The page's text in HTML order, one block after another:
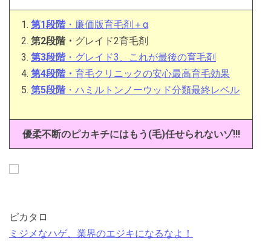
第1段階・廉価版育毛剤＋α
第2段階・ グレイド2育毛剤
第3段階・グレイド3、これが最後の育毛剤
第4段階・ 育毛クリニックの安心最高育毛効果
第5段階・ハミルトンノーウッド分類最終レベル
優柔不断のピカキチにはもう(毛)任せられないゾ!!!
ピカタロ
ミジメなハゲ、業界のエジキになるなよ！